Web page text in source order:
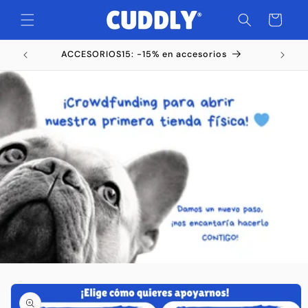
directamente
al contenido
Carrito
directamente
a la